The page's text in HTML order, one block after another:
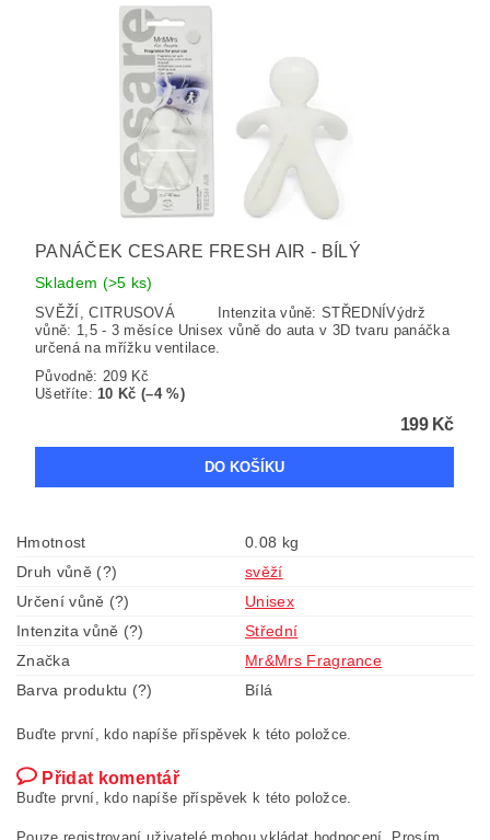
PANÁČEK CESARE FRESH AIR - BÍLÝ
Skladem (>5 ks)
SVĚŽÍ, CITRUSOVÁ Intenzita vůně: STŘEDNÍVýdrž
vůně: 1,5 - 3 měsíce Unisex vůně do auta v 3D tvaru panáčka
určená na mřížku ventilace.
Původně: 209 Kč
Ušetříte:10 Kč (–4 %)
199 Kč
Hmotnost
0.08 kg
Druh vůně (?)
svěží
Určení vůně (?)
Unisex
Intenzita vůně (?)
Střední
Značka
Mr&Mrs Fragrance
Barva produktu (?)
Bílá
Buďte první, kdo napíše příspěvek k této položce.
Přidat komentář
Buďte první, kdo napíše příspěvek k této položce.